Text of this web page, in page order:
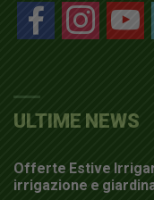
facebookinstagramyoutube
ULTIME NEWS
Offerte Estive
irrigazione e